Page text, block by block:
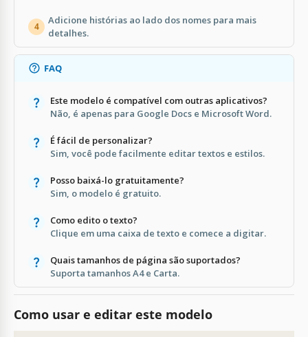
4
Adicione histórias ao lado dos nomes para mais
detalhes.
FAQ
Este modelo é compatível com outras aplicativos?
Não, é apenas para Google Docs e Microsoft Word.
É fácil de personalizar?
Sim, você pode facilmente editar textos e estilos.
Posso baixá-lo gratuitamente?
Sim, o modelo é gratuito.
Como edito o texto?
Clique em uma caixa de texto e comece a digitar.
Quais tamanhos de página são suportados?
Suporta tamanhos A4 e Carta.
Como usar e editar este modelo